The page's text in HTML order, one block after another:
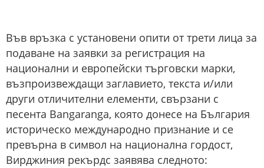
Във връзка с установени опити от трети лица за
подаване на заявки за регистрация на
национални и европейски търговски марки,
възпроизвеждащи заглавието, текста и/или
други отличителни елементи, свързани с
песента Bangaranga, която донесе на България
историческо международно признание и се
превърна в символ на национална гордост,
Вирджиния рекърдс заявява следното: